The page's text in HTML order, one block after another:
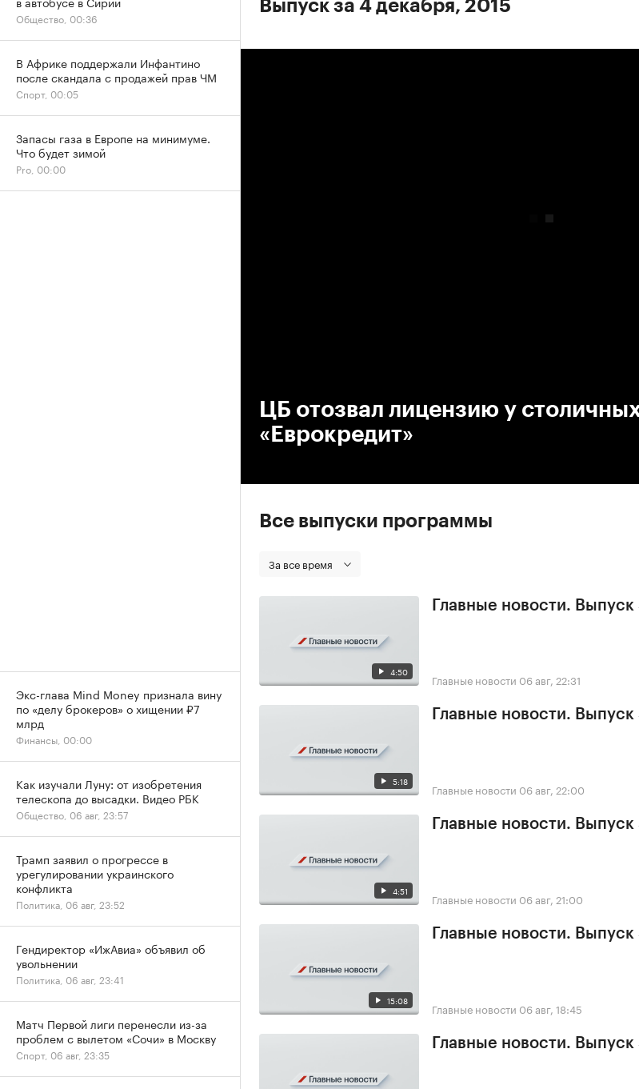
Выпуск за 4 декабря, 2015
ЦБ отозвал лицензию у
«Еврокредит»
Все выпуски программы
За все время
4:50
Главные новости.
Главные новости 06 авг, 22:31
5:18
Главные новости.
Главные новости 06 авг, 22:00
4:51
Главные новости.
Главные новости 06 авг, 21:00
15:08
Главные новости.
Главные новости 06 авг, 18:45
Главные новости.
Общество, 00:36
В Африке поддержали Инфантино
после скандала с продажей прав ЧМ
Спорт, 00:05
Запасы газа в Европе на минимуме.
Что будет зимой
Pro, 00:00
Экс-глава Mind Money признала вину
по «делу брокеров» о хищении ₽7
млрд
Финансы, 00:00
Как изучали Луну: от изобретения
телескопа до высадки. Видео РБК
Общество, 06 авг, 23:57
Трамп заявил о прогрессе в
урегулировании украинского
конфликта
Политика, 06 авг, 23:52
Гендиректор «ИжАвиа» объявил об
увольнении
Политика, 06 авг, 23:41
Матч Первой лиги перенесли из-за
проблем с вылетом «Сочи» в Москву
Спорт, 06 авг, 23:35